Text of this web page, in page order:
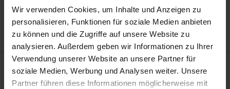
Wir verwenden Cookies, um Inhalte und Anzeigen zu
personalisieren, Funktionen für soziale Medien anbieten
zu können und die Zugriffe auf unsere Website zu
analysieren. Außerdem geben wir Informationen zu Ihrer
Verwendung unserer Website an unsere Partner für
soziale Medien, Werbung und Analysen weiter. Unsere
Partner führen diese Informationen möglicherweise mit
Delivery cost notice
Description